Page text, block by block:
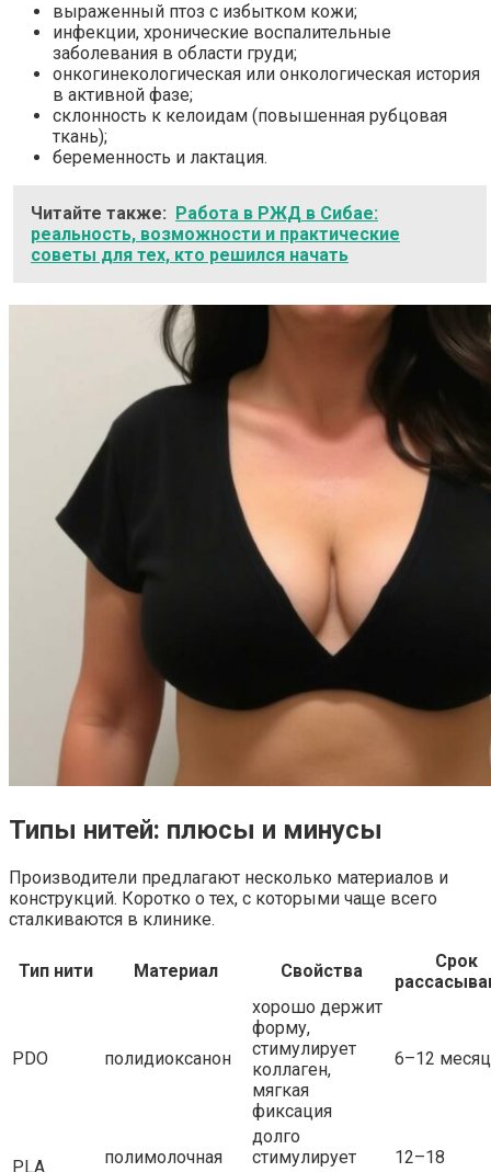
выраженный птоз с избытком кожи;
инфекции, хронические воспалительные
заболевания в области груди;
онкогинекологическая или онкологическая история
в активной фазе;
склонность к келоидам (повышенная рубцовая
ткань);
беременность и лактация.
Читайте также:
Работа в РЖД в Сибае:
реальность, возможности и практические
советы для тех, кто решился начать
Типы нитей: плюсы и минусы
Производители предлагают несколько материалов и
конструкций. Коротко о тех, с которыми чаще всего
сталкиваются в клинике.
Тип нити Материал Свойства
Срок
PDO полидиоксанон
хорошо держит
форму,
стимулирует
коллаген,
мягкая
фиксация
6–12
PLA
полимолочная
долго
стимулирует
12–18